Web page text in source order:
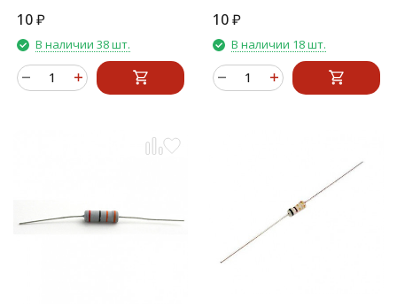
10₽
В наличии 38 шт.
10₽
В наличии 18 шт.